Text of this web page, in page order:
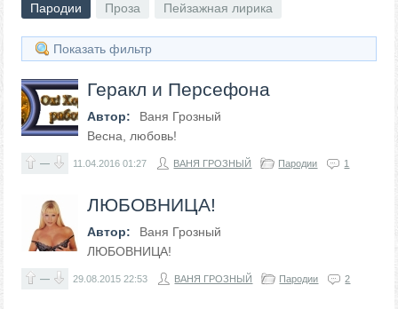
Пародии
Проза Пейзажная лирика
Показать фильтр
Геракл и Персефона
Автор:
Ваня Грозный
Весна, любовь!
— 11.04.201601:27 ВАНЯ ГРОЗНЫЙ Пародии 1
ЛЮБОВНИЦА!
Автор:
Ваня Грозный
ЛЮБОВНИЦА!
— 29.08.201522:53 ВАНЯ ГРОЗНЫЙ Пародии 2